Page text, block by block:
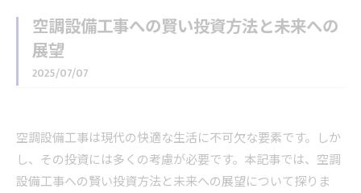
空調設備工事への賢い投資方法と未来への
展望
2025/07/07
空調設備工事は現代の快適な生活に不可欠な要素です。しか
し、その投資には多くの考慮が必要です。本記事では、空調
設備工事への賢い投資方法と未来への展望について探りま